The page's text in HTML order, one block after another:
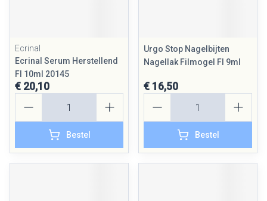
Ecrinal
Ecrinal Serum Herstellend
Fl 10ml 20145
€ 20,10
Bestel
Urgo Stop Nagelbijten
Nagellak Filmogel Fl 9ml
€ 16,50
Bestel